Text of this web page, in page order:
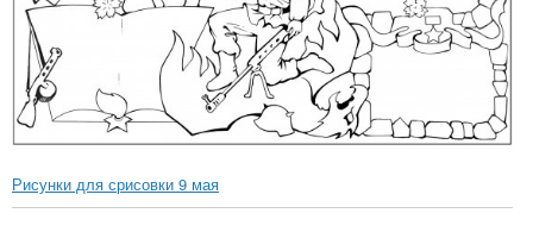
Рисунки для срисовки 9 мая